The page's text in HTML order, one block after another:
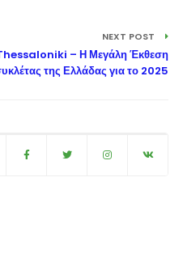
NEXT POST
– Η Μεγάλη Έκθεση
της Ελλάδας για το 2025